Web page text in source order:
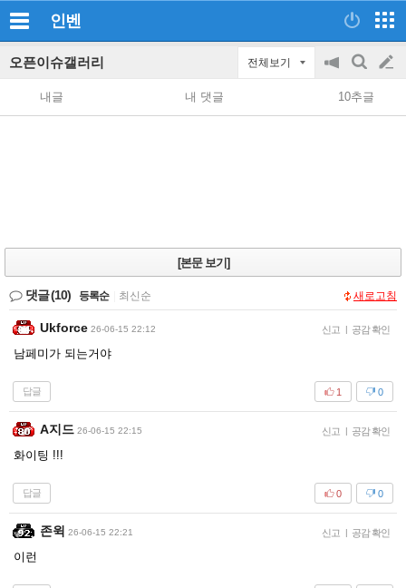
인벤
오픈이슈갤러리 전체보기
공
지
on/off
검
색
글
쓰
내글 내 댓글 10추글
[본문 보기]
댓글(10) 등록순 최신순 새로고침
Ukforce 26-06-15 22:12 신고 | 공감 확인
남페미가 되는거야
답글 0
1
A지드 26-06-15 22:15 신고 | 공감 확인
화이팅 !!!
답글 0
0
존윅 26-06-15 22:21 신고 | 공감 확인
이런